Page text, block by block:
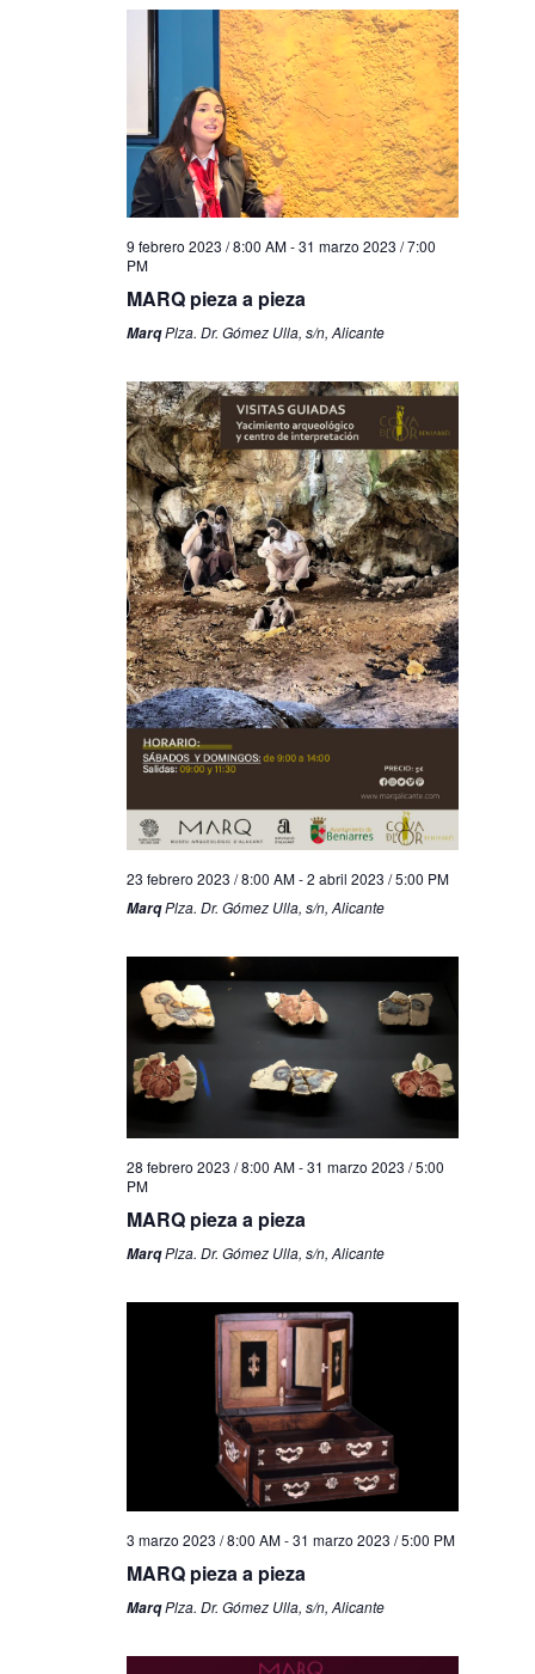
9 febrero 2023 / 8:00 AM-31 marzo 2023 / 7:00
PM
MARQ pieza a pieza
MarqPlza. Dr. Gómez Ulla, s/n, Alicante
23 febrero 2023 / 8:00 AM-2 abril 2023 / 5:00 PM
MarqPlza. Dr. Gómez Ulla, s/n, Alicante
28 febrero 2023 / 8:00 AM-31 marzo 2023 / 5:00
PM
MARQ pieza a pieza
MarqPlza. Dr. Gómez Ulla, s/n, Alicante
3 marzo 2023 / 8:00 AM-31 marzo 2023 / 5:00 PM
MARQ pieza a pieza
MarqPlza. Dr. Gómez Ulla, s/n, Alicante